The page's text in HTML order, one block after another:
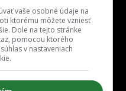
Redakcia Kariéra
vaše osobné údaje na
ktorému môžete vzniesť
Dole na tejto stránke
pomocou ktorého
v nastaveniach